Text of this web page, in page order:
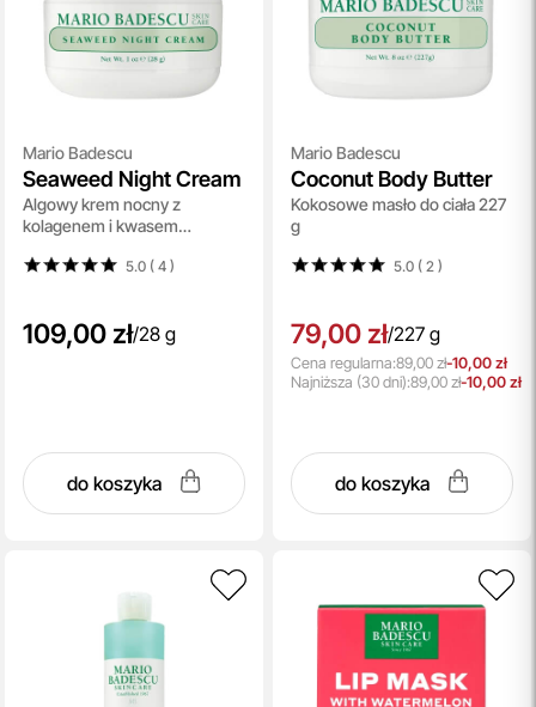
Mario Badescu
Seaweed Night Cream
Algowy krem nocny z
kolagenem i kwasem
5.0 ( 4)
109,00 zł/28 g
do koszyka
Mario Badescu
Coconut Body Butter
Kokosowe masło do ciała 227
g
5.0 ( 2 )
79,00 zł/227 g
Cena regularna:89,00 zł-10,00 zł
Najniższa (30 dni):89,00 zł-10,00 zł
do koszyka